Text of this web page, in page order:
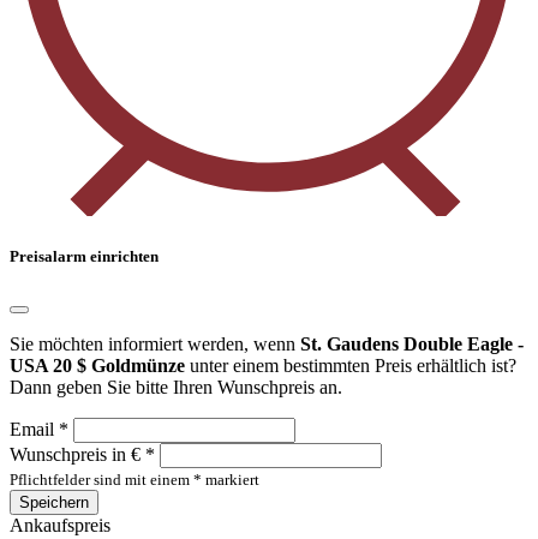
Preisalarm einrichten
Sie möchten informiert werden, wenn St. Gaudens Double Eagle -
USA 20 $ Goldmünze unter einem bestimmten Preis erhältlich ist?
Dann geben Sie bitte Ihren Wunschpreis an.
Email *
Wunschpreis in € *
Pflichtfelder sind mit einem * markiert
Speichern
Ankaufspreis